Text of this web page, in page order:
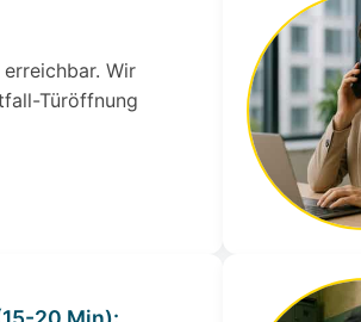
Wir
Türöffnung